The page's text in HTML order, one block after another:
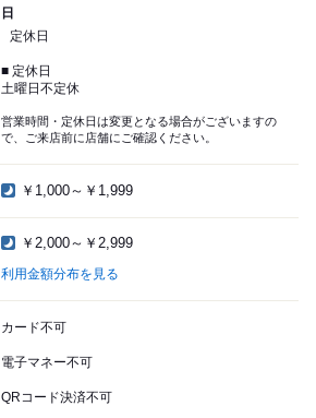
日
定休日
■ 定休日
土曜日不定休
営業時間・定休日は変更となる場合がございますの
で、ご来店前に店舗にご確認ください。
￥1,000～￥1,999
￥2,000～￥2,999
利用金額分布を見る
カード不可
電子マネー不可
QRコード決済不可